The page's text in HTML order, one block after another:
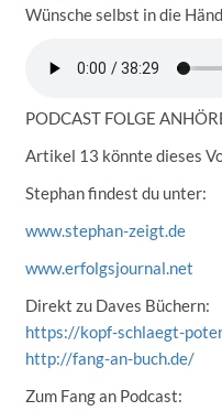
Wünsche selbst in die
PODCAST FOLGE
Artikel 13 könnte dieses
Stephan findest du unter:
www.stephan-zeigt.de
www.erfolgsjournal.net
Direkt zu Daves Büchern:
https://kopf-schlaegt-
http://fang-an-buch.de/
Zum Fang an Podcast: